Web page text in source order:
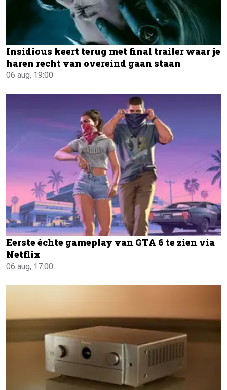
Insidious keert terug met final trailer waar je
haren recht van overeind gaan staan
06 aug, 19:00
Eerste échte gameplay van GTA 6 te zien via
Netflix
06 aug, 17:00